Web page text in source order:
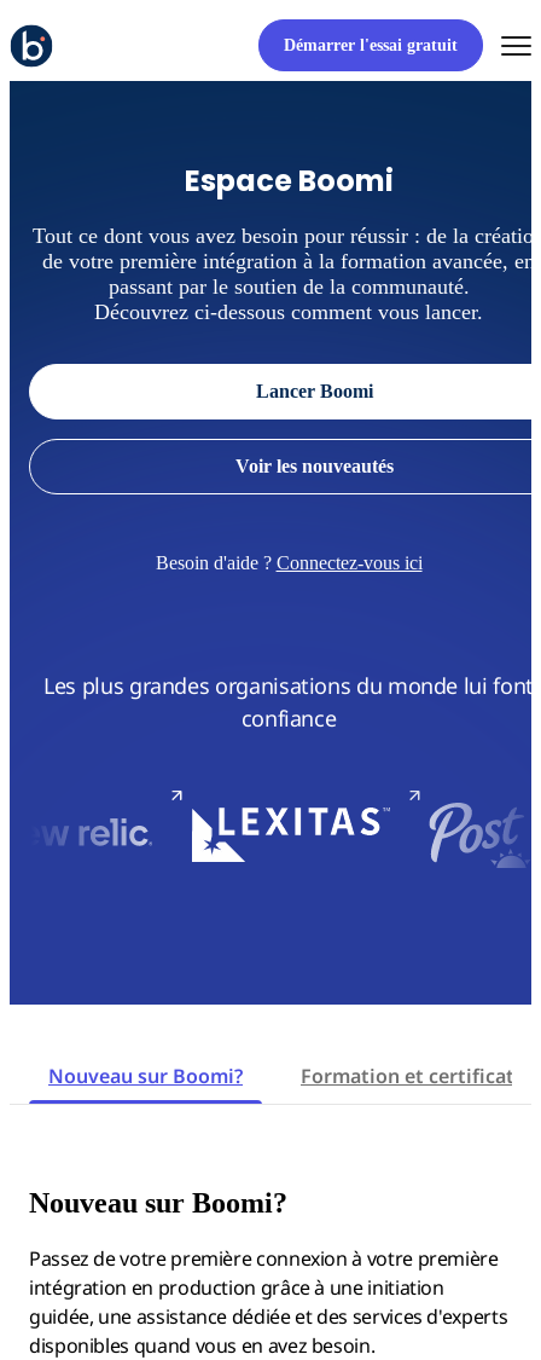
Démarrer l'essai gratuit
Espace Boomi
Tout ce dont vous avez besoin pour réussir : de la
de votre première intégration à la formation avancée, en
passant par le soutien de la communauté.
Découvrez ci-dessous comment vous lancer.
Lancer Boomi
Voir les nouveautés
Besoin d'aide ? Connectez-vous ici
Les plus grandes organisations du monde lui font
confiance
Nouveau sur Boomi? Formation et
Nouveau sur Boomi?
Passez de votre première connexion à votre première
intégration en production grâce à une initiation
guidée, une assistance dédiée et des services d'experts
disponibles quand vous en avez besoin.